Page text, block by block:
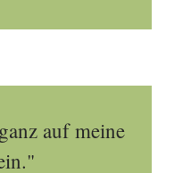
auf meine